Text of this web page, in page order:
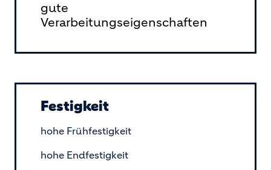
gute
Verarbeitungseigenschaften
Festigkeit
hohe Frühfestigkeit
hohe Endfestigkeit